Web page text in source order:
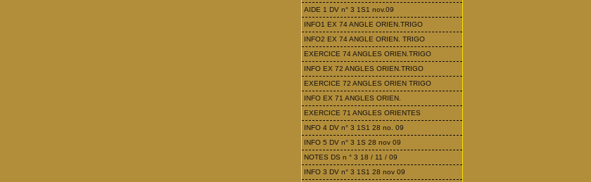
AIDE 1 DV n° 3 1S1 nov.09
INFO1 EX 74 ANGLE ORIEN.TRIGO
INFO2 EX 74 ANGLE ORIEN. TRIGO
EXERCICE 74 ANGLES ORIEN.TRIGO
INFO EX 72 ANGLES ORIEN.TRIGO
EXERCICE 72 ANGLES ORIEN TRIGO
INFO EX 71 ANGLES ORIEN.
EXERCICE 71 ANGLES ORIENTES
INFO 4 DV n° 3 1S1 28 no. 09
INFO 5 DV n° 3 1S 28 nov 09
NOTES DS n ° 3 18 / 11 / 09
INFO 3 DV n° 3 1S1 28 nov 09